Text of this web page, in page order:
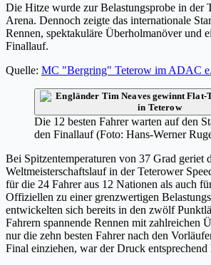
Die Hitze wurde zur Belastungsprobe in der
Arena. Dennoch zeigte das internationale
Rennen, spektakuläre Überholmanöver und
Finallauf.
Quelle: MC "Bergring" Teterow im ADAC
Die 12 besten Fahrer warten auf den
den Finallauf (Foto: Hans-Werner
Bei Spitzentemperaturen von 37 Grad geriet
Weltmeisterschaftslauf in der Teterower
für die 24 Fahrer aus 12 Nationen als auch
Offiziellen zu einer grenzwertigen
entwickelten sich bereits in den zwölf
Fahrern spannende Rennen mit zahlreichen
nur die zehn besten Fahrer nach den
Final einziehen, war der Druck entsprechend